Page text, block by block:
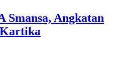
Angkatan
Kartika